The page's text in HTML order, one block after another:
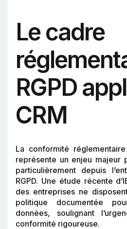
Le cadre
RGPD
CRM
La conformité
représente un enjeu majeur
particulièrement depuis
RGPD. Une étude récente
des entreprises ne
politique documentée
données, soulignant
conformité rigoureuse.